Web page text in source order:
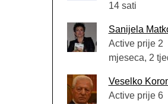
14 sati
Sanijela
Active prije 2
mjeseca, 2
Veselko
Active prije 6